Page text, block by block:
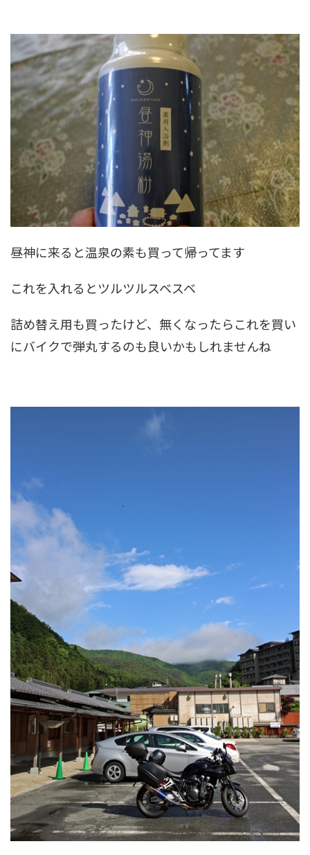
昼神に来ると温泉の素も買って帰ってます
これを入れるとツルツルスベスベ
詰め替え用も買ったけど、無くなったらこれを買い
にバイクで弾丸するのも良いかもしれませんね